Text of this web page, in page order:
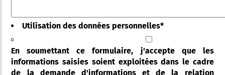
Utilisation des données personnelles*
En soumettant ce formulaire, j'accepte que les
informations saisies soient exploitées dans le cadre
de la demande d'informations et de la relation